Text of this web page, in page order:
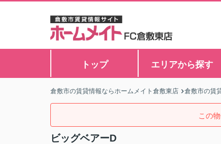
トップ エリアから探す
倉敷市の賃貸情報ならホームメイト倉敷東店 倉敷市の賃
この
ビッグベアーD